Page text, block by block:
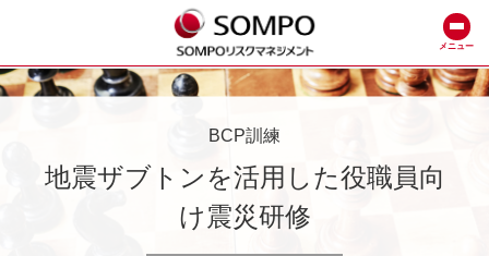
メニュー
BCP訓練
地震ザブトンを活用した役職員向
け震災研修